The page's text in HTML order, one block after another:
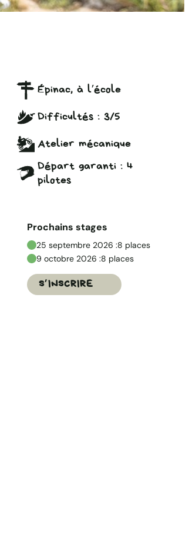
Épinac, à l’école
Difficultés : 3/5
Atelier mécanique
Départ garanti : 4
pilotes
Prochains stages
25 septembre 2026 :8 places
9 octobre 2026 :8 places
S’INSCRIRE